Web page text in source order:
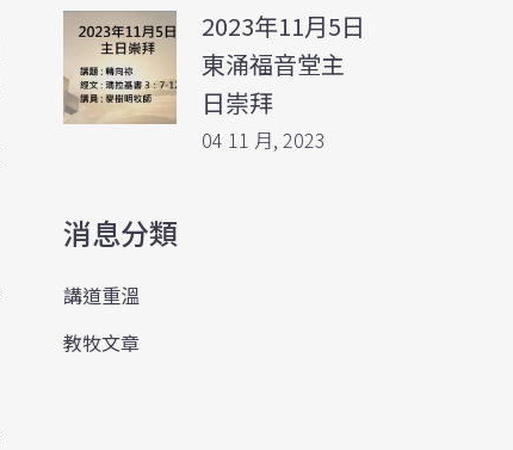
2023年11月5日
東涌福音堂主
日崇拜
04 11 月, 2023
消息分類
講道重溫
教牧文章